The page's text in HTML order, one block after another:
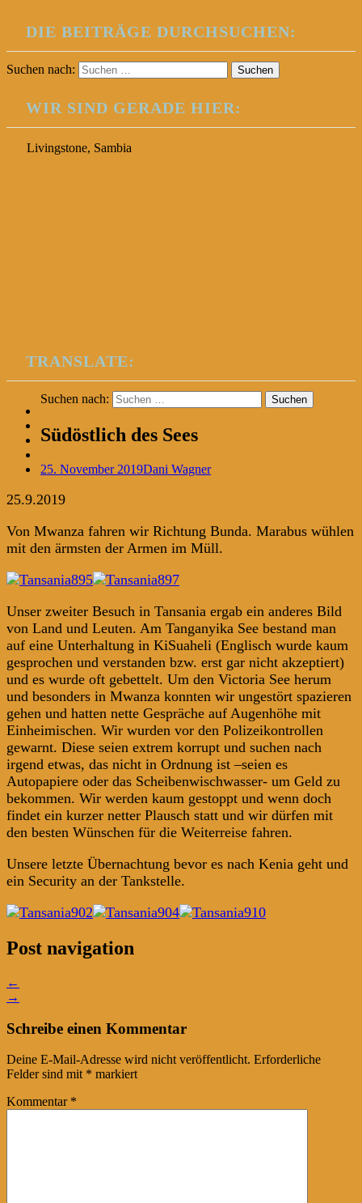
DIE BEITRÄGE DURCHSUCHEN:
Suchen nach:
WIR SIND GERADE HIER:
Livingstone, Sambia
TRANSLATE:
Suchen nach:
Südöstlich des Sees
25. November 2019Dani Wagner
25.9.2019
Von Mwanza fahren wir Richtung Bunda. Marabus wühlen
mit den ärmsten der Armen im Müll.
Unser zweiter Besuch in Tansania ergab ein anderes Bild
von Land und Leuten. Am Tanganyika See bestand man
auf eine Unterhaltung in KiSuaheli (Englisch wurde kaum
gesprochen und verstanden bzw. erst gar nicht akzeptiert)
und es wurde oft gebettelt. Um den Victoria See herum
und besonders in Mwanza konnten wir ungestört spazieren
gehen und hatten nette Gespräche auf Augenhöhe mit
Einheimischen. Wir wurden vor den Polizeikontrollen
gewarnt. Diese seien extrem korrupt und suchen nach
irgend etwas, das nicht in Ordnung ist –seien es
Autopapiere oder das Scheibenwischwasser- um Geld zu
bekommen. Wir werden kaum gestoppt und wenn doch
findet ein kurzer netter Plausch statt und wir dürfen mit
den besten Wünschen für die Weiterreise fahren.
Unsere letzte Übernachtung bevor es nach Kenia geht und
ein Security an der Tankstelle.
Post navigation
←
→
Schreibe einen Kommentar
Deine E-Mail-Adresse wird nicht veröffentlicht. Erforderliche
Felder sind mit * markiert
Kommentar *